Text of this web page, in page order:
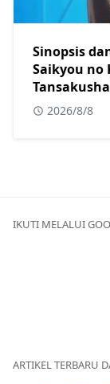
Sinopsis
Saikyou no
2026/8/8
IKUTI MELALUI
ARTIKEL TERBARU